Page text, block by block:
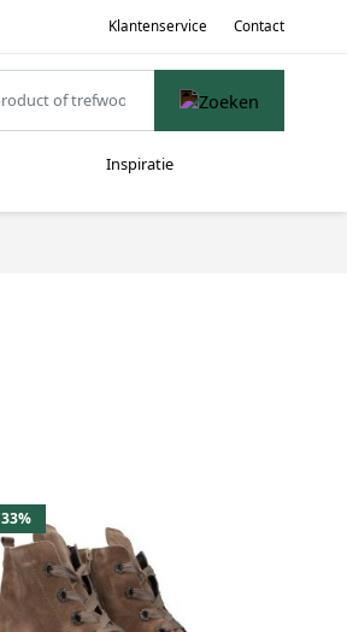
Klantenservice Contact
Inspiratie
33%